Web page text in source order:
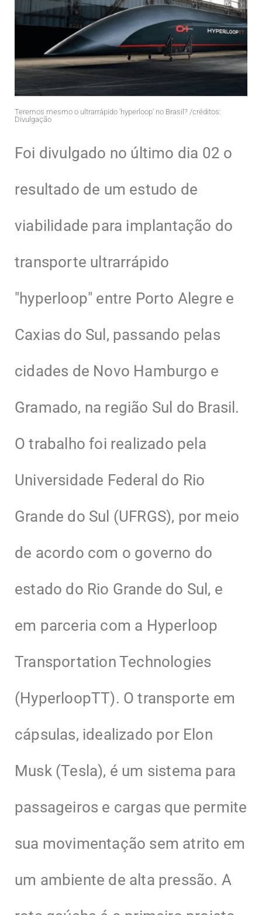
Teremos mesmo o ultrarrápido 'hyperloop' no Brasil? /créditos:
Divulgação
Foi divulgado no último dia 02 o
resultado de um estudo de
viabilidade para implantação do
transporte ultrarrápido
"hyperloop" entre Porto Alegre e
Caxias do Sul, passando pelas
cidades de Novo Hamburgo e
Gramado, na região Sul do Brasil.
O trabalho foi realizado pela
Universidade Federal do Rio
Grande do Sul (UFRGS), por meio
de acordo com o governo do
estado do Rio Grande do Sul, e
em parceria com a Hyperloop
Transportation Technologies
(HyperloopTT). O transporte em
cápsulas, idealizado por Elon
Musk (Tesla), é um sistema para
passageiros e cargas que permite
sua movimentação sem atrito em
um ambiente de alta pressão. A